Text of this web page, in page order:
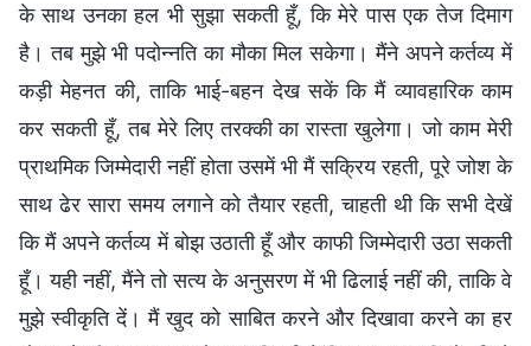
के साथ उनका हल भी सुझा सकती हूँ, कि मेरे पास एक तेज दिमाग
है। तब मुझे भी पदोन्नति का मौका मिल सकेगा। मैंने अपने कर्तव्य में
कड़ी मेहनत की, ताकि भाई-बहन देख सकें कि मैं व्यावहारिक काम
कर सकती हूँ, तब मेरे लिए तरक्की का रास्ता खुलेगा। जो काम मेरी
प्राथमिक जिम्मेदारी नहीं होता उसमें भी मैं सक्रिय रहती, पूरे जोश के
साथ ढेर सारा समय लगाने को तैयार रहती, चाहती थी कि सभी देखें
कि मैं अपने कर्तव्य में बोझ उठाती हूँ और काफी जिम्मेदारी उठा सकती
हूँ। यही नहीं, मैंने तो सत्य के अनुसरण में भी ढिलाई नहीं की, ताकि वे
मुझे स्वीकृति दें। मैं खुद को साबित करने और दिखावा करने का हर